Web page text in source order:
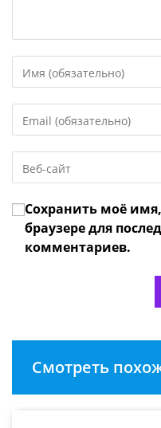
свое
или
имя
чтобы
прокомментировать
свой
адрес,
чтобы
URL
веб-
сайта
(необязательно)
Сохранить моё
браузере для
комментариев.
Смотреть